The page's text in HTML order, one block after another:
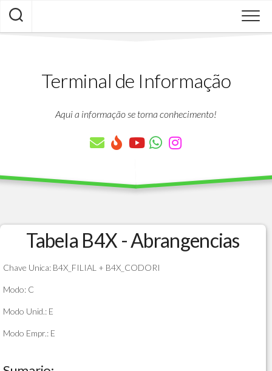
Skip
content
Terminal de Informação
Aqui a informação se torna conhecimento!
Tabela B4X - Abrangencias
Chave Unica: B4X_FILIAL + B4X_CODORI
Modo: C
Modo Unid.: E
Modo Empr.: E